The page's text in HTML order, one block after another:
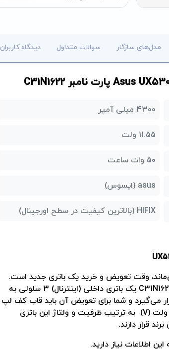
مدل‌های سازگار سوالات متداول دیدگاه کاربران
4300 میلی آمپر
11.55 ولت
50 وات ساعت
asus (ایسوس)
HIFIX (بالاترین کیفیت در سطح اورجینال)
وقت تعویض و خرید یک باتری جدید است.
یک باتری داخلی (اینترنال) 3 سلولی به
می‌گیرد و شما برای تعویض آن باید قاب کف لپ
V) به ترتیب ظرفیت و ولتاژ این باتری
قرار دارند.
اطلاعات نیاز دارید.